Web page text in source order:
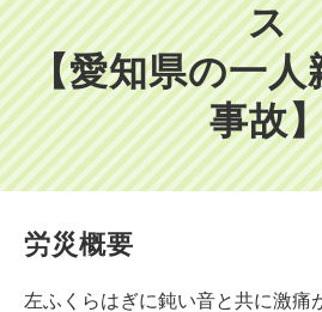
会社概要
お問い合わ
会員メニュー
ス
【愛知県の一人
事故
労災概要
左ふくらはぎに鈍い音と共に激痛